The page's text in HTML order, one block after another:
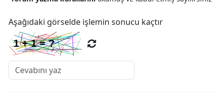
Aşağıdaki görselde işlemin sonucu kaçtır